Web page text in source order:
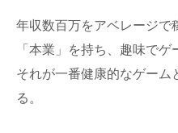
年収数百万をアベレージで
「本業」を持ち、趣味でゲ
それが一番健康的なゲーム
る。